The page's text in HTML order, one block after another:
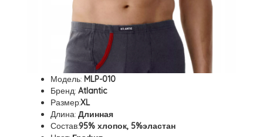
Модель: MLP-010
Бренд: Atlantic
Размер:XL
Длина: Длинная
Состав:95% хлопок, 5%эластан